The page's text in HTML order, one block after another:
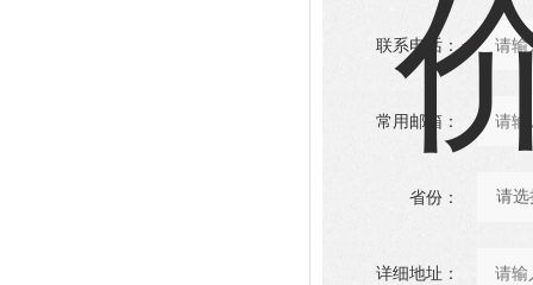
联系电话：
常用邮箱：
省份：
详细地址：